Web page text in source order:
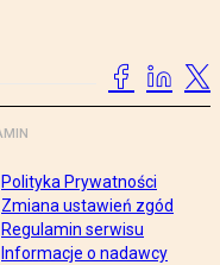
Polityka Prywatności
Zmiana ustawień zgód
Regulamin serwisu
Informacje o nadawcy